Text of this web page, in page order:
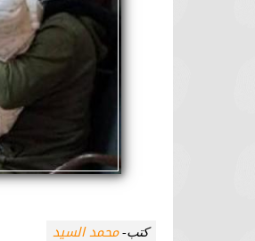
كتب-محمد السيد